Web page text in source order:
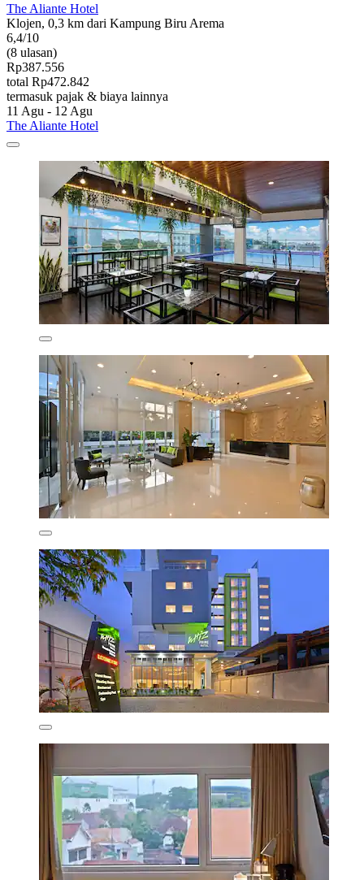
The Aliante Hotel
Klojen, 0,3 km dari Kampung Biru Arema
6,4/10
(8 ulasan)
Rp387.556
total Rp472.842
termasuk pajak & biaya lainnya
11 Agu - 12 Agu
The Aliante Hotel